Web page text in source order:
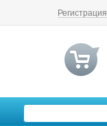
Регистрация